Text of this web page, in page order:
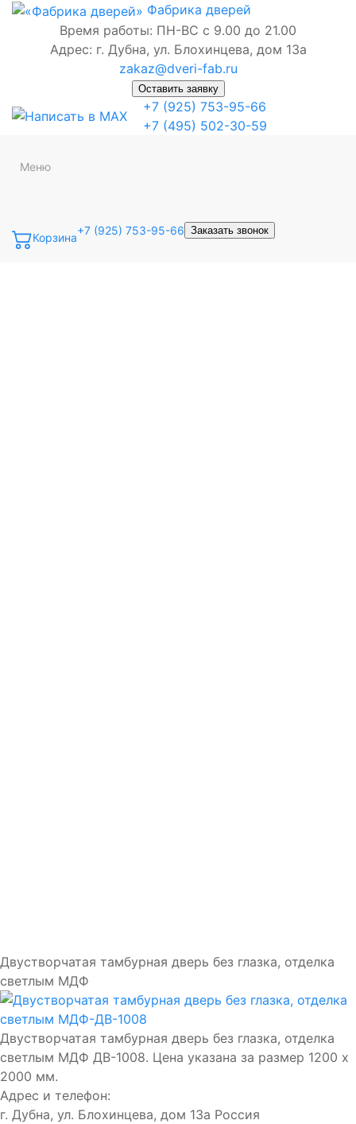
Фабрика дверей
Время работы: ПН-ВС с 9.00 до 21.00
Адрес: г. Дубна, ул. Блохинцева, дом 13а
zakaz@dveri-fab.ru
Оставить заявку
+7 (925) 753-95-66
+7 (495) 502-30-59
Меню
Корзина
+7 (925) 753-95-66 Заказать звонок
Двустворчатая тамбурная дверь без глазка, отделка
светлым МДФ
Двустворчатая тамбурная дверь без глазка, отделка
светлым МДФ ДВ-1008. Цена указана за размер 1200 х
2000 мм.
Адрес и телефон:
г. Дубна, ул. Блохинцева, дом 13а Россия